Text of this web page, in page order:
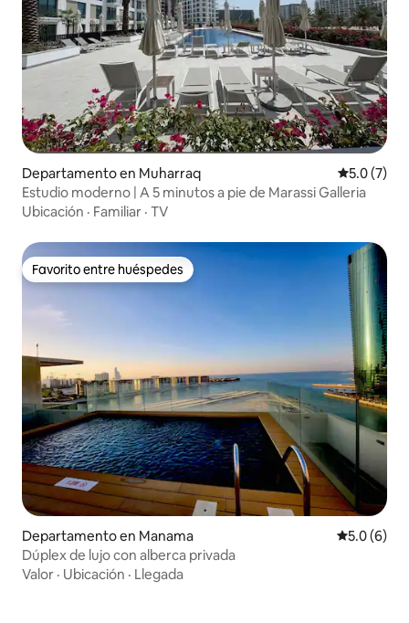
Departamento en Muharraq
5.0 (7)
Estudio moderno | A 5 minutos a pie de Marassi Galleria
Ubicación · Familiar · TV
Favorito entre huéspedes
Favorito entre huéspedes
Departamento en Manama
5.0 (6)
Dúplex de lujo con alberca privada
Valor · Ubicación · Llegada